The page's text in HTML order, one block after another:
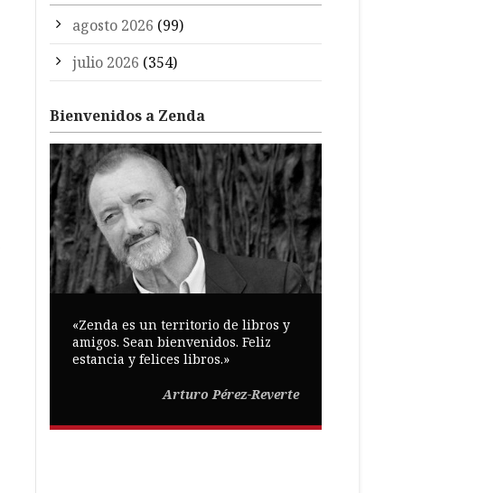
agosto 2026 (99)
julio 2026 (354)
Bienvenidos a Zenda
«Zenda es un territorio de libros y
amigos. Sean bienvenidos. Feliz
estancia y felices libros.»
Arturo Pérez-Reverte